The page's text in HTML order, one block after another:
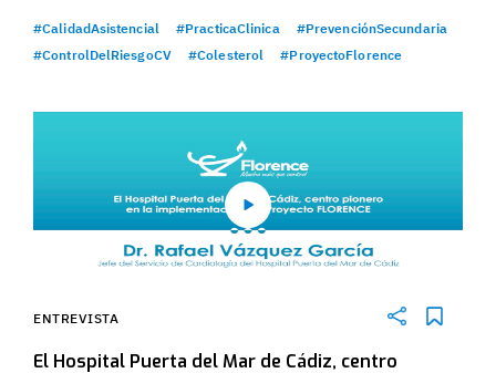
#CalidadAsistencial #PracticaClinica
#PrevenciónSecundaria
#ControlDelRiesgoCV
#Colesterol #ProyectoFlorence
ENTREVISTA
El Hospital Puerta del Mar de Cádiz, centro